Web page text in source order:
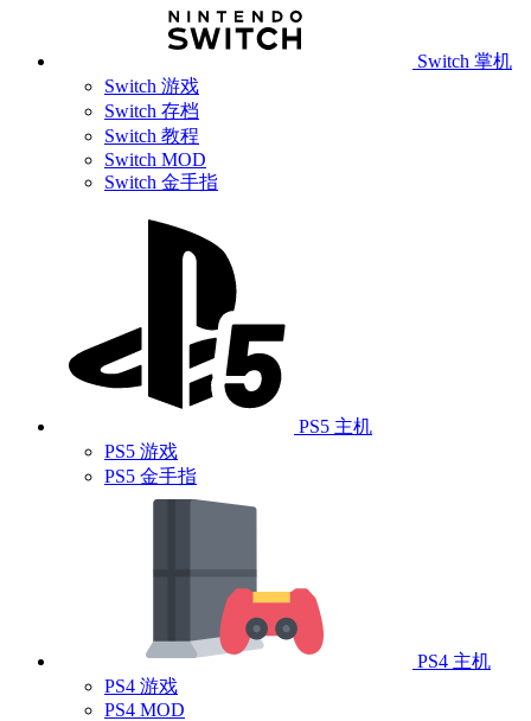
Switch 掌机
Switch 游戏
Switch 存档
Switch 教程
Switch MOD
Switch 金手指
PS5 主机
PS5 游戏
PS5 金手指
PS4 主机
PS4 游戏
PS4 MOD